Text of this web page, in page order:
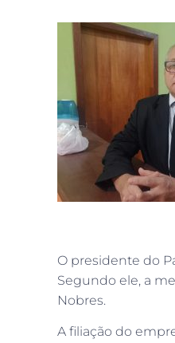
O presidente do
Segundo ele, a
Nobres.
A filiação do